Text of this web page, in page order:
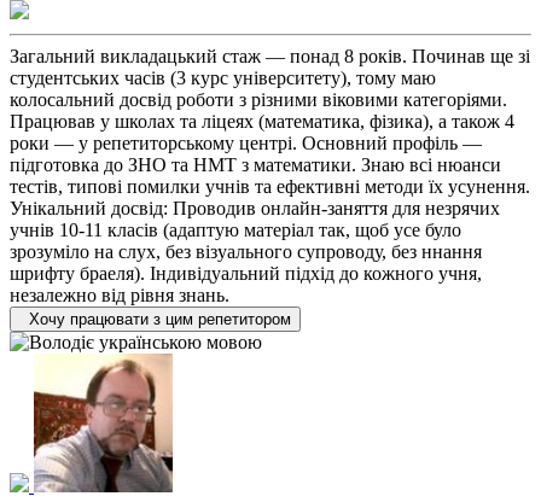
Загальний викладацький стаж — понад 8 років. Починав ще зі
студентських часів (3 курс університету), тому маю
колосальний досвід роботи з різними віковими категоріями.
Працював у школах та ліцеях (математика, фізика), а також 4
роки — у репетиторському центрі. Основний профіль —
підготовка до ЗНО та НМТ з математики. Знаю всі нюанси
тестів, типові помилки учнів та ефективні методи їх усунення.
Унікальний досвід: Проводив онлайн-заняття для незрячих
учнів 10-11 класів (адаптую матеріал так, щоб усе було
зрозуміло на слух, без візуального супроводу, без ннання
шрифту браеля). Індивідуальний підхід до кожного учня,
незалежно від рівня знань.
Хочу працювати з цим репетитором